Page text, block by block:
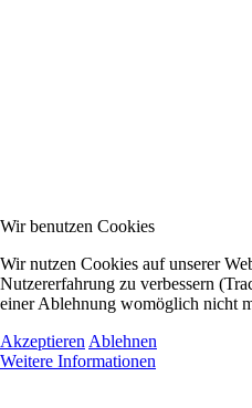
Wir benutzen Cookies
Wir nutzen Cookies auf unserer
Nutzererfahrung zu verbessern
einer Ablehnung womöglich nicht
Akzeptieren Ablehnen
Weitere Informationen